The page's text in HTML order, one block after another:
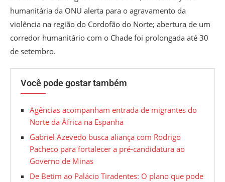
humanitária da ONU alerta para o agravamento da
violência na região do Cordofão do Norte; abertura de um
corredor humanitário com o Chade foi prolongada até 30
de setembro.
Você pode gostar também
Agências acompanham entrada de migrantes do
Norte da África na Espanha
Gabriel Azevedo busca aliança com Rodrigo
Pacheco para fortalecer a pré-candidatura ao
Governo de Minas
De Betim ao Palácio Tiradentes: O plano que pode